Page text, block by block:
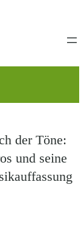
der Töne:
und seine